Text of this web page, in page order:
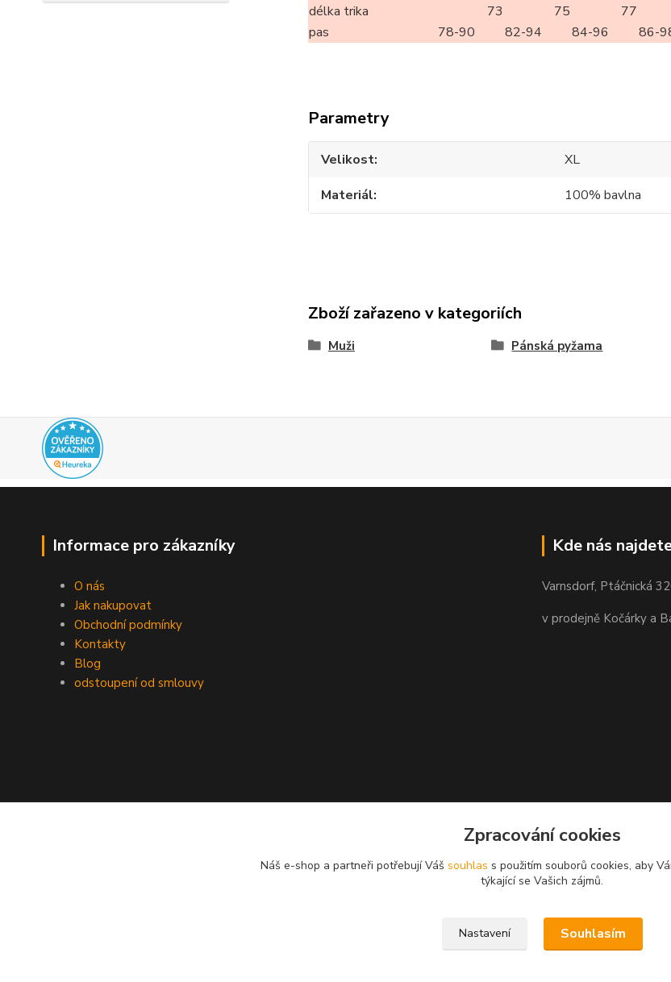
délka trika
73 75 77
pas
78-90 82-94 84-96 86-
Parametry
Velikost
XL
Materiál
100% bavlna
Zboží zařazeno v kategoriích
Muži Pánská pyžama
Informace pro zákazníky
O nás
Jak nakupovat
Obchodní podmínky
Kontakty
Blog
odstoupení od smlouvy
Kde nás
Varnsdorf, Ptáčnická
v prodejně Kočárky a
Zpracování cookies
Náš e-shop a partneři potřebují Váš souhlas s použitím souborů cookies, aby
týkající se Vašich zájmů.
Nastavení Souhlasím